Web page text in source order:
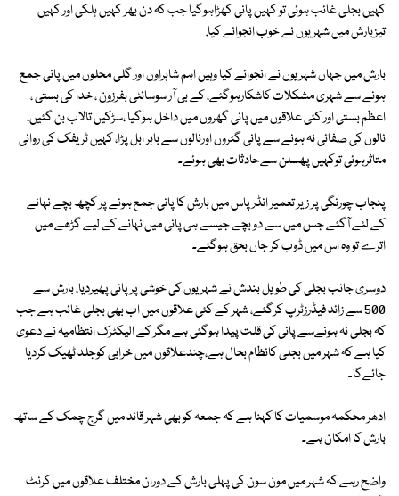
کہیں بجلی غائب ہوئی تو کہیں پانی کھڑاہوگیا جب کہ دن بھر کہیں ہلکی اور کہیں
تیزبارش میں شہریوں نے خوب انجوائے کیا.
بارش میں جہاں شہریوں نے انجوائے کیا وہیں اہم شاہراوں اور گلی محلوں میں پانی جمع
ہونے سے شہری مشکلات کاشکارہوگئے، کے بی آر سوسائٹی بفرزون ، خدا کی بستی ،
اعظم بستی اور کئی علاقوں میں پانی گھروں میں داخل ہوگیا ،سڑکیں تالاب بن گئیں،
نالوں کی صفائی نہ ہونے سے پانی گٹروں اورنالوں سے باہر ابل پڑا، کہیں ٹریفک کی روانی
متاثرہوئی توکہیں پھسلن سےحادثات بھی ہوئے۔
پنجاب چورنگی پر زیر تعمیر انڈر پاس میں بارش کا پانی جمع ہونے پر کچھ بچے نہانے
کے لئے آگئے جس میں سے دو بچے جیسے ہی پانی میں نہانے کے لیے گڑھے میں
اترے تو وہ اس میں ڈوب کر جاں بحق ہوگئے۔
دوسری جانب بجلی کی طویل بندش نے شہریوں کی خوشی پرپانی پھیردیا، بارش سے
500 سے زائد فیڈرزٹرپ کرگئے، شہر کے کئی علاقوں میں اب بھی بجلی غائب ہے جب
کہ بجلی نہ ہونےسے پانی کی قلت پیدا ہوگئی ہے مگر کے الیکٹرک انتظامیہ نے دعوی
کیا ہے کہ شہر میں بجلی کانظام بحال ہے،چندعلاقوں میں خرابی کوجلد ٹھیک کردیا
جائےگا۔
ادھر محکمہ موسمیات کا کہنا ہے کہ جمعہ کو بھی شہر قائد میں گرج چمک کے ساتھ
بارش کا امکان ہے۔
واضح رہے کہ شہر میں مون سون کی پہلی بارش کے دوران مختلف علاقوں میں کرنٹ